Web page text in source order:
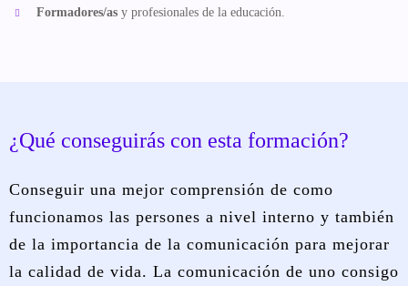
Formadores/as y profesionales de la educación.
¿Qué conseguirás con esta formación?
Conseguir una mejor comprensión de como
funcionamos las persones a nivel interno y también
de la importancia de la comunicación para mejorar
la calidad de vida. La comunicación de uno consigo